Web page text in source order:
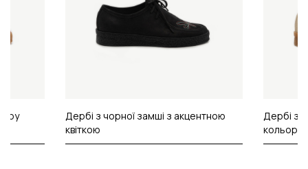
Дербі з чорної замші з акцентною
квіткою
Дербі з
кольору